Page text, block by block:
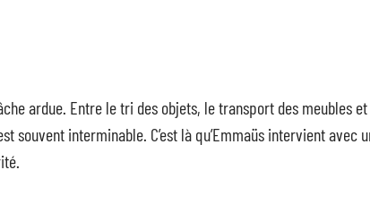
ardue. Entre le tri des objets, le transport des meubles
souvent interminable. C’est là qu’Emmaüs intervient avec